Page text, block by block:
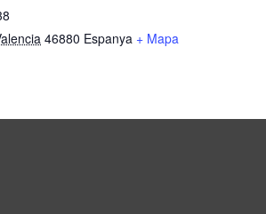
46880 Espanya + Mapa